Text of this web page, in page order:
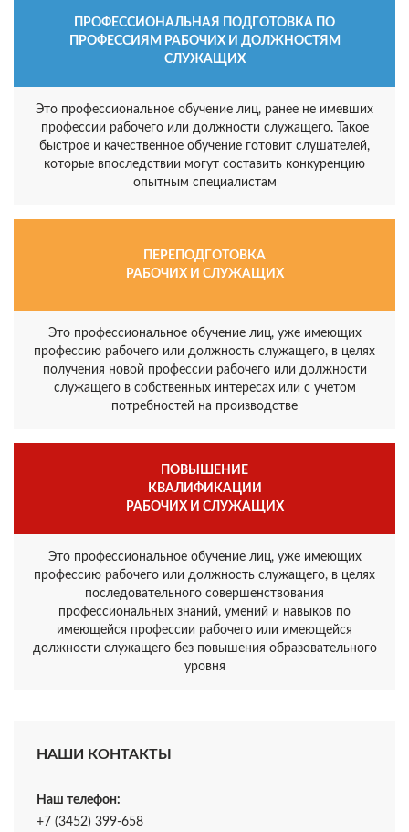
ПРОФЕССИОНАЛЬНАЯ ПОДГОТОВКА ПО
ПРОФЕССИЯМ РАБОЧИХ И ДОЛЖНОСТЯМ
СЛУЖАЩИХ
Это профессиональное обучение лиц, ранее не имевших
профессии рабочего или должности служащего. Такое
быстрое и качественное обучение готовит слушателей,
которые впоследствии могут составить конкуренцию
опытным специалистам
ПЕРЕПОДГОТОВКА
РАБОЧИХ И СЛУЖАЩИХ
Это профессиональное обучение лиц, уже имеющих
профессию рабочего или должность служащего, в целях
получения новой профессии рабочего или должности
служащего в собственных интересах или с учетом
потребностей на производстве
ПОВЫШЕНИЕ
КВАЛИФИКАЦИИ
РАБОЧИХ И СЛУЖАЩИХ
Это профессиональное обучение лиц, уже имеющих
профессию рабочего или должность служащего, в целях
последовательного совершенствования
профессиональных знаний, умений и навыков по
имеющейся профессии рабочего или имеющейся
должности служащего без повышения образовательного
уровня
НАШИ КОНТАКТЫ
Наш телефон:
+7 (3452) 399-658